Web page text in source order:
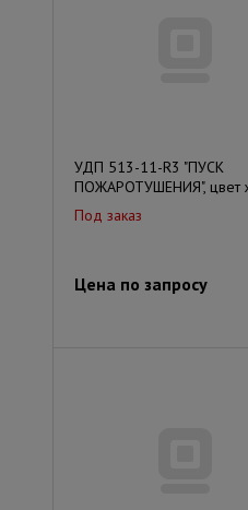
УДП 513-11-R3 "ПУСК
ПОЖАРОТУШЕНИЯ", цвет
Под заказ
Цена по запросу